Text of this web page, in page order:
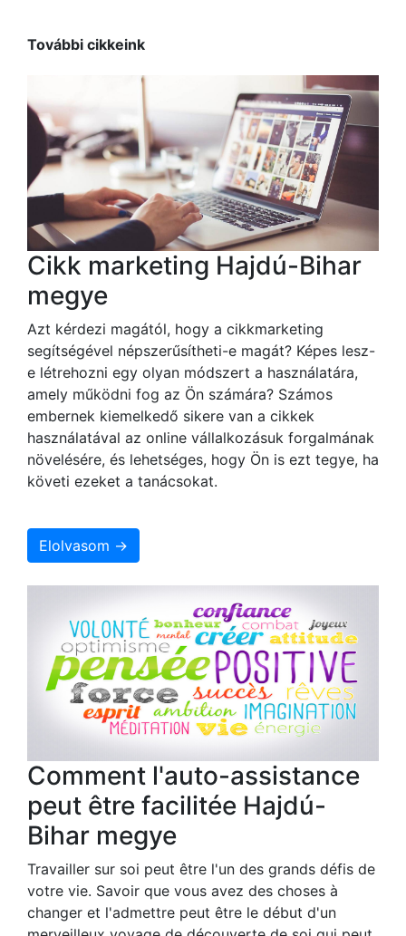
További cikkeink
Cikk marketing Hajdú-Bihar
megye
Azt kérdezi magától, hogy a cikkmarketing
segítségével népszerűsítheti-e magát? Képes lesz-
e létrehozni egy olyan módszert a használatára,
amely működni fog az Ön számára? Számos
embernek kiemelkedő sikere van a cikkek
használatával az online vállalkozásuk forgalmának
növelésére, és lehetséges, hogy Ön is ezt tegye, ha
követi ezeket a tanácsokat.
Elolvasom →
Comment l'auto-assistance
peut être facilitée Hajdú-
Bihar megye
Travailler sur soi peut être l'un des grands défis de
votre vie. Savoir que vous avez des choses à
changer et l'admettre peut être le début d'un